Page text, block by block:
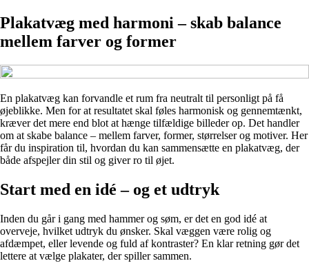
Plakatvæg med harmoni – skab balance
mellem farver og former
En plakatvæg kan forvandle et rum fra neutralt til personligt på få
øjeblikke. Men for at resultatet skal føles harmonisk og gennemtænkt,
kræver det mere end blot at hænge tilfældige billeder op. Det handler
om at skabe balance – mellem farver, former, størrelser og motiver. Her
får du inspiration til, hvordan du kan sammensætte en plakatvæg, der
både afspejler din stil og giver ro til øjet.
Start med en idé – og et udtryk
Inden du går i gang med hammer og søm, er det en god idé at
overveje, hvilket udtryk du ønsker. Skal væggen være rolig og
afdæmpet, eller levende og fuld af kontraster? En klar retning gør det
lettere at vælge plakater, der spiller sammen.